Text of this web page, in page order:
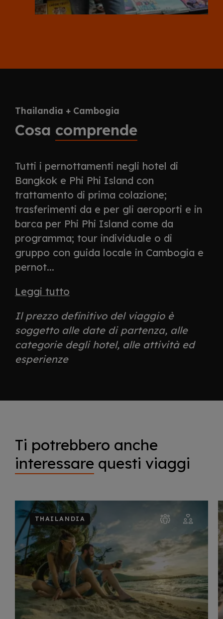
Thailandia + Cambogia
Cosa comprende
Tutti i pernottamenti negli hotel di
Bangkok e Phi Phi Island con
trattamento di prima colazione;
trasferimenti da e per gli aeroporti e in
barca per Phi Phi Island come da
programma; tour individuale o di
gruppo con guida locale in Cambogia e
pernot...
Leggi tutto
Il prezzo definitivo del viaggio è
soggetto alle date di partenza, alle
categorie degli hotel, alle attività ed
esperienze
Ti potrebbero anche
interessare questi viaggi
THAILANDIA